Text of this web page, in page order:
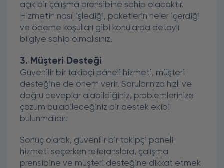
açık bir çalışma prensibine sahip olacaktır.
Hizmetin nasıl işlediği, paketlerin neler içerdiği
ve ödeme koşulları gibi konularda detaylı
bilgiye sahip olmalısınız.
3. Müşteri Desteği
Güvenilir bir takipçi paneli hizmeti, müşteri
desteğine de önem verir. Sorularınıza hızlı ve
doğru cevaplar alabildiğiniz, problemlerinize
çözüm bulabileceğiniz bir destek ekibi
bulunmalıdır.
Sonuç olarak, güvenilir bir takipçi paneli
hizmeti seçerken referanslara, çalışma
prensibine ve müşteri desteğine dikkat etmek